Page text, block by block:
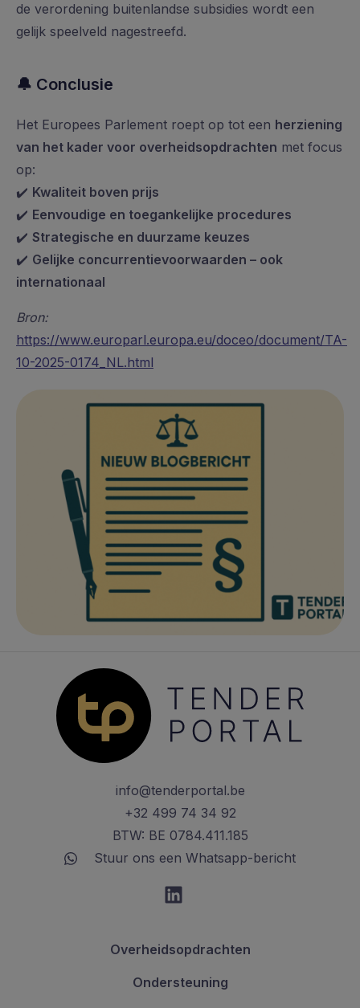
de verordening buitenlandse subsidies wordt een
gelijk speelveld nagestreefd.
🔔 Conclusie
Het Europees Parlement roept op tot een herziening
van het kader voor overheidsopdrachten met focus
op:
✔️ Kwaliteit boven prijs
✔️ Eenvoudige en toegankelijke procedures
✔️ Strategische en duurzame keuzes
✔️ Gelijke concurrentievoorwaarden – ook
internationaal
Bron:
https://www.europarl.europa.eu/doceo/document/TA-
10-2025-0174_NL.html
info@tenderportal.be
+32 499 74 34 92
BTW: BE 0784.411.185
Stuur ons een Whatsapp-bericht
Overheidsopdrachten
Ondersteuning